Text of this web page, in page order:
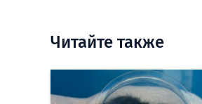
Читайте также